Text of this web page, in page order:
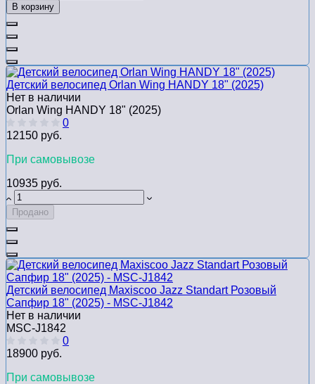
В корзину
Детский велосипед Orlan Wing HANDY 18" (2025)
Нет в наличии
Orlan Wing HANDY 18" (2025)
0
12150 руб.
При самовывозе
10935 руб.
Продано
Детский велосипед Maxiscoo Jazz Standart Розовый
Сапфир 18" (2025) - MSC-J1842
Нет в наличии
MSC-J1842
0
18900 руб.
При самовывозе